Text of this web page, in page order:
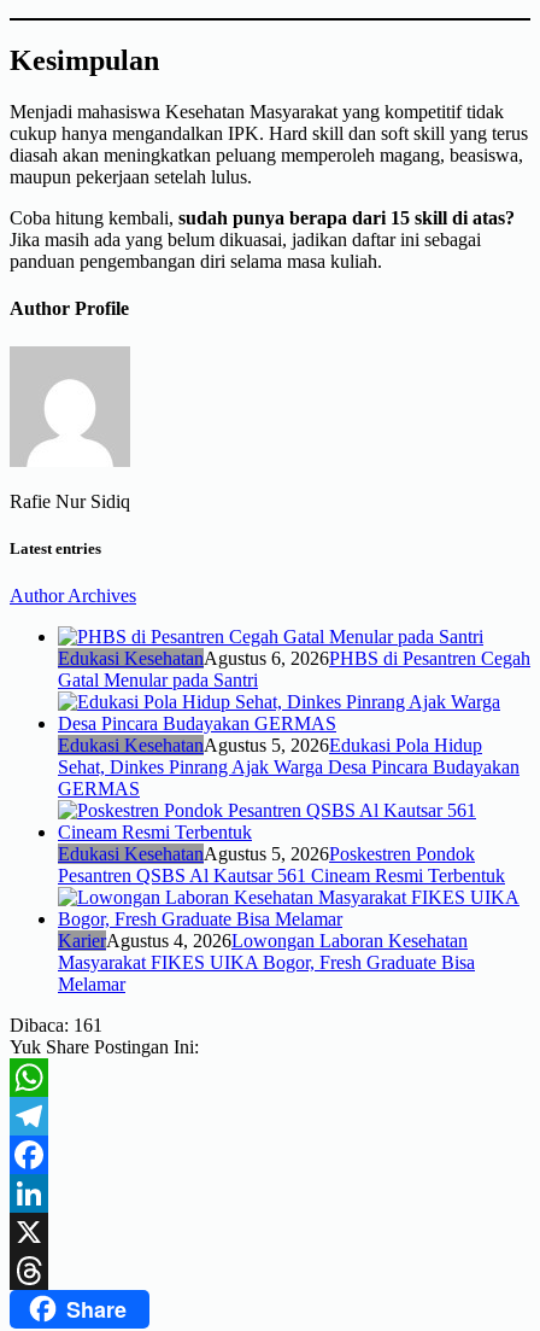
Kesimpulan
Menjadi mahasiswa Kesehatan Masyarakat yang kompetitif tidak
cukup hanya mengandalkan IPK. Hard skill dan soft skill yang terus
diasah akan meningkatkan peluang memperoleh magang, beasiswa,
maupun pekerjaan setelah lulus.
Coba hitung kembali, sudah punya berapa dari 15 skill di atas?
Jika masih ada yang belum dikuasai, jadikan daftar ini sebagai
panduan pengembangan diri selama masa kuliah.
Author Profile
Rafie Nur Sidiq
Latest entries
Author Archives
Edukasi KesehatanAgustus 6, 2026PHBS di Pesantren Cegah
Gatal Menular pada Santri
Edukasi KesehatanAgustus 5, 2026Edukasi Pola Hidup
Sehat, Dinkes Pinrang Ajak Warga Desa Pincara Budayakan
GERMAS
Edukasi KesehatanAgustus 5, 2026Poskestren Pondok
Pesantren QSBS Al Kautsar 561 Cineam Resmi Terbentuk
KarierAgustus 4, 2026Lowongan Laboran Kesehatan
Masyarakat FIKES UIKA Bogor, Fresh Graduate Bisa
Melamar
Dibaca: 161
Yuk Share Postingan Ini:
WhatsApp
Telegram
Facebook
LinkedIn
X
ThreadsShare